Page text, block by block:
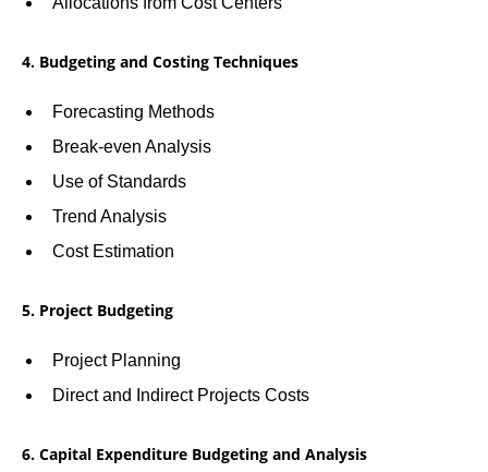
4. Budgeting and Costing Techniques
Forecasting Methods
Break-even Analysis
Use of Standards
Trend Analysis
Cost Estimation
5. Project Budgeting
Project Planning
Direct and Indirect Projects Costs
6. Capital Expenditure Budgeting and Analysis